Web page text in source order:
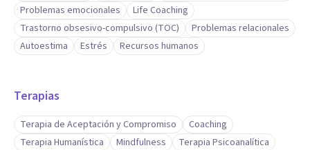
Problemas emocionales
Life Coaching
Trastorno obsesivo-compulsivo (TOC)
Problemas relacionales
Autoestima
Estrés Recursos humanos
Terapias
Terapia de Aceptación y Compromiso
Coaching
Terapia Humanística
Mindfulness Terapia Psicoanalítica